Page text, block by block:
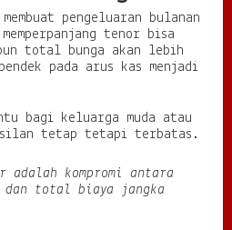
pengeluaran bulanan
tenor bisa
total bunga akan lebih
pada arus kas menjadi
bagi keluarga muda atau
tetap tetapi terbatas.
adalah kompromi antara
dan total biaya jangka